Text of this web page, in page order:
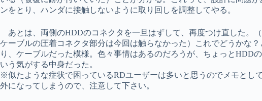
ンをとり、ハンダに接触しないように取り回しを調整してやる。
あとは、両側のHDDのコネクタを一旦はずして、再度つけ直した。
ケーブルの圧着コネクタ部分は今回は触らなかった）これでどうかな
り、ケーブルだった模様。色々事情はあるのだろうが、ちょっとHDD
いう気がする中身だった。
※似たような症状で困っているRDユーザーは多いと思うのでメモとし
外になってしまうので、注意して下さい。